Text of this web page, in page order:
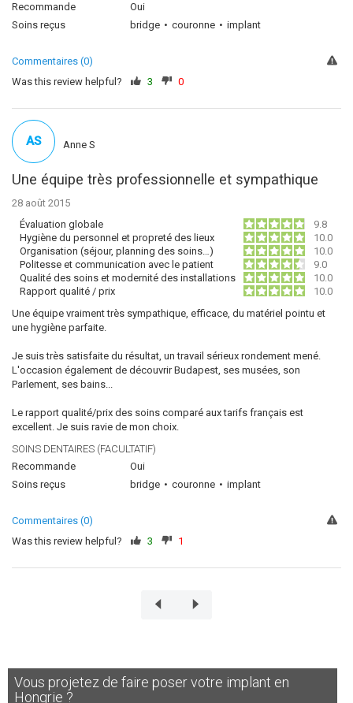
Recommande
Oui
Soins reçus
bridge couronne implant
Commentaires (0)
Was this review helpful?
3 0
Une équipe très professionnelle et sympathique
28 août 2015
Évaluation globale
9.8
Hygiène du personnel et propreté des lieux
10.0
Organisation (séjour, planning des soins…)
10.0
Politesse et communication avec le patient
9.0
Qualité des soins et modernité des installations
10.0
Rapport qualité / prix
10.0
Une équipe vraiment très sympathique, efficace, du matériel pointu et
une hygiène parfaite.
Je suis très satisfaite du résultat, un travail sérieux rondement mené.
L'occasion également de découvrir Budapest, ses musées, son
Parlement, ses bains...
Le rapport qualité/prix des soins comparé aux tarifs français est
excellent. Je suis ravie de mon choix.
SOINS DENTAIRES (FACULTATIF)
Recommande
Oui
Soins reçus
bridge couronne implant
AS Anne S
Commentaires (0)
Was this review helpful?
3 1
Vous projetez de faire poser votre implant en
Hongrie ?